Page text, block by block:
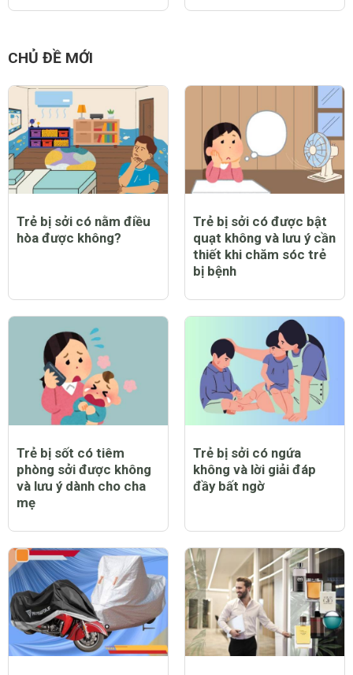
CHỦ ĐỀ MỚI
Trẻ bị sởi có nằm điều
hòa được không?
Trẻ bị sởi có được bật
quạt không và lưu ý cần
thiết khi chăm sóc trẻ
bị bệnh
Trẻ bị sốt có tiêm
phòng sởi được không
và lưu ý dành cho cha
mẹ
Trẻ bị sởi có ngứa
không và lời giải đáp
đầy bất ngờ